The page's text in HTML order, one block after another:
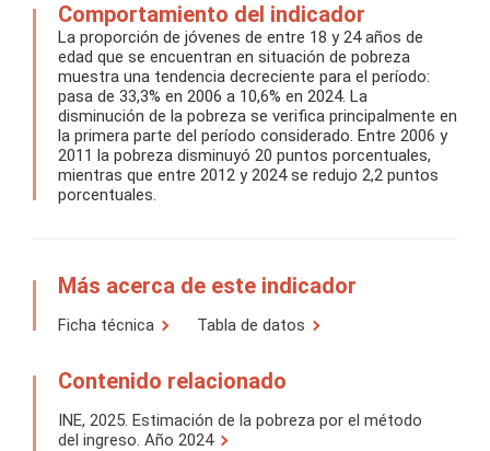
Comportamiento del indicador
La proporción de jóvenes de entre 18 y 24 años de
edad que se encuentran en situación de pobreza
muestra una tendencia decreciente para el período:
pasa de 33,3% en 2006 a 10,6% en 2024. La
disminución de la pobreza se verifica principalmente en
la primera parte del período considerado. Entre 2006 y
2011 la pobreza disminuyó 20 puntos porcentuales,
mientras que entre 2012 y 2024 se redujo 2,2 puntos
porcentuales.
Más acerca de este indicador
Ficha técnica Tabla de datos
Contenido relacionado
INE, 2025. Estimación de la pobreza por el método
del ingreso. Año 2024